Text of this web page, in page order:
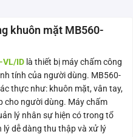
khuôn mặt MB560-
VL/ID là thiết bị máy chấm công
tính của người dùng. MB560-
thực như: khuôn mặt, vân tay,
cho người dùng. Máy chấm
lý nhân sự hiện có trong tổ
dễ dàng thu thập và xử lý